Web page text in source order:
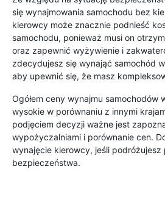
się wynajmowania samochodu bez
kierowcy może znacznie podnieść
samochodu, ponieważ musi on
oraz zapewnić wyżywienie i
zdecydujesz się wynająć samochód
aby upewnić się, że masz
Ogółem ceny wynajmu samochodów
wysokie w porównaniu z innymi
podjęciem decyzji ważne jest
wypożyczalniami i porównanie cen.
wynajęcie kierowcy, jeśli
bezpieczeństwa.